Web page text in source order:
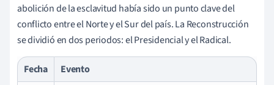
abolición de la esclavitud había sido un punto clave del
conflicto entre el Norte y el Sur del país. La Reconstrucción
se dividió en dos periodos: el Presidencial y el Radical.
Fecha
Evento